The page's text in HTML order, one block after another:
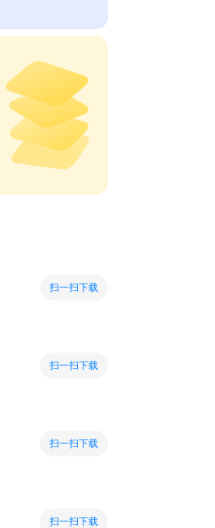
扫一扫下载
扫一扫下载
扫一扫下载
扫一扫下载